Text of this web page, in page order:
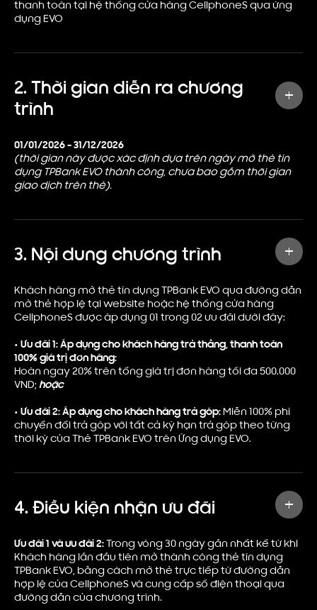
thanh toán tại hệ thống cửa hàng CellphoneS qua ứng
dụng EVO
2.Thời gian diễn ra chương
trình
01/01/2026 - 31/12/2026
(thời gian này được xác định dựa trên ngày mở thẻ tín
dụng TPBank EVO thành công, chưa bao gồm thời gian
giao dịch trên thẻ).
3. Nội dung chương trình
Khách hàng mở thẻ tín dụng TPBank EVO qua đường dẫn
mở thẻ hợp lệ tại website hoặc hệ thống cửa hàng
CellphoneS được áp dụng 01 trong 02 ưu đãi dưới đây:
• Ưu đãi 1: Áp dụng cho khách hàng trả thẳng, thanh toán
100% giá trị đơn hàng:
Hoàn ngay 20% trên tổng giá trị đơn hàng tối đa 500.000
VND;hoặc
• Ưu đãi 2: Áp dụng cho khách hàng trả góp:Miễn 100% phí
chuyển đổi trả góp với tất cả kỳ hạn trả góp theo từng
thời kỳ của Thẻ TPBank EVO trên Ứng dụng EVO.
4. Điều kiện nhận ưu đãi
Ưu đãi 1 và ưu đãi 2:Trong vòng 30 ngày gần nhất kể từ khi
Khách hàng lần đầu tiên mở thành công thẻ tín dụng
TPBank EVO, bằng cách mở thẻ trực tiếp từ đường dẫn
hợp lệ của CellphoneS và cung cấp số điện thoại qua
đường dẫn của chương trình.